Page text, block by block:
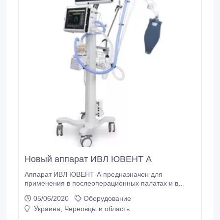
Новый аппарат ИВЛ ЮВЕНТ А
Аппарат ИВЛ ЮВЕНТ-А предназначен для
применения в послеоперационных палатах и в
непрерывное и прерывистое; инвазивное и
неинвазивное; для детей и взрослых. Поддержка
05/06/2020
Оборудование
Украина, Черновцы и область